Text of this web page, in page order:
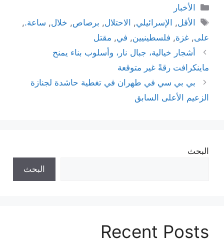
التصنيفات
الأخبار
الوسوم
الأقل, الإسرائيلي, الاحتلال, برصاص, خلال, ساعة.,
على, غزة, فلسطينيين, في, مقتل
أشجار خيالية، جبال نار، وأسلوب بناء يمنح
ماينكرافت رقةً غير متوقعة
بي بي سي في طهران في تغطية حاشدة لجنازة
الزعيم الأعلى السابق
البحث
البحث
Recent Posts